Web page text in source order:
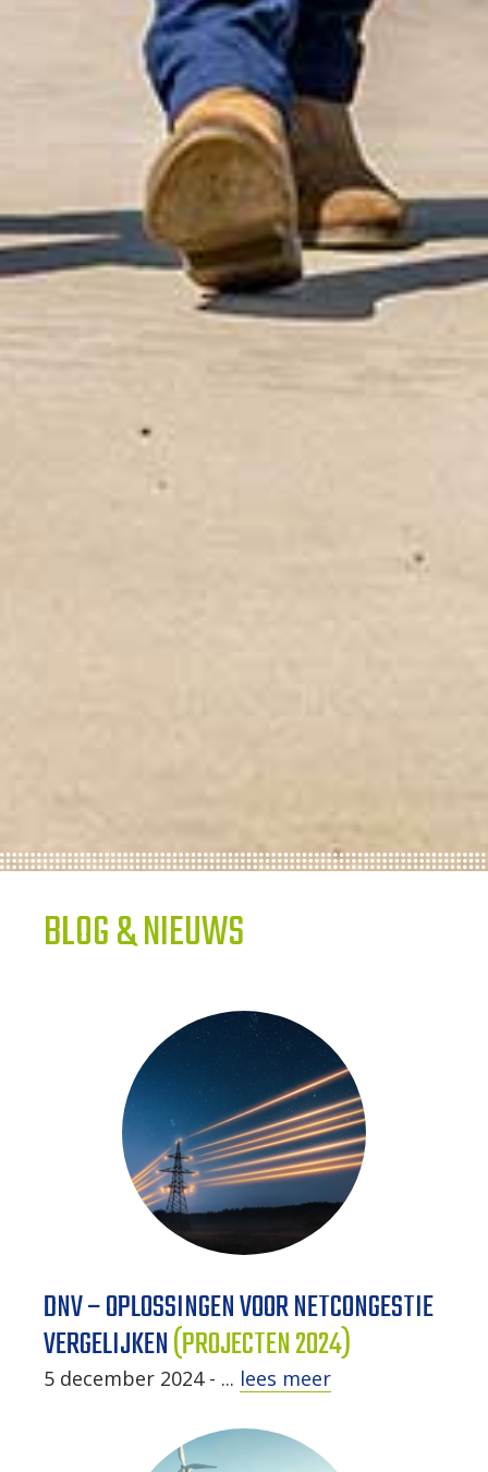
BLOG & NIEUWS
DNV – OPLOSSINGEN VOOR NETCONGESTIE
VERGELIJKEN(PROJECTEN 2024)
5 december 2024 - ... lees meer